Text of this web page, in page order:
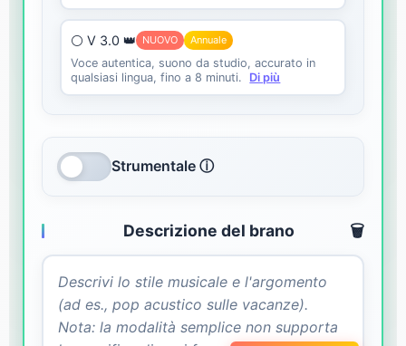
⚪ V 3.0 👑 NUOVO Annuale
Voce autentica, suono da studio, accurato in
qualsiasi lingua, fino a 8 minuti.
Di più
Strumentale ⓘ
Descrizione del brano 🗑️